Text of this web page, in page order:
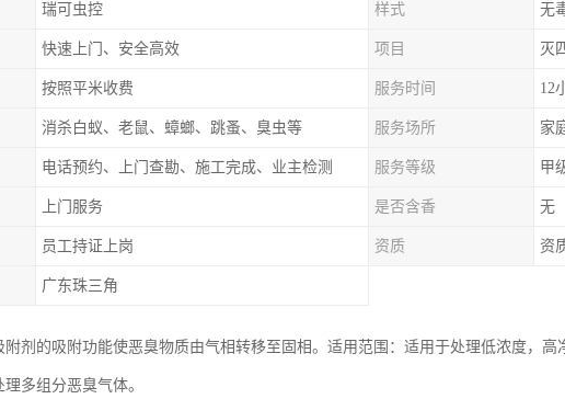
瑞可虫控 样式 无
快速上门、安全高效 项目 灭
按照平米收费 服务时间 12
消杀白蚁、老鼠、蟑螂、跳蚤、臭虫等 服务场所 家
电话预约、上门查勘、施工完成、业主检测 服务等级 甲
上门服务 是否含香 无
员工持证上岗 资质 资
广东珠三角
附剂的吸附功能使恶臭物质由气相转移至固相。适用范围：适用于处理低浓度，
多组分恶臭气体。